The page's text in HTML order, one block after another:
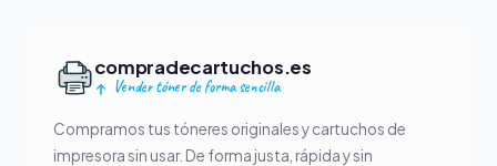
compradecartuchos.es
Vender tóner de forma sencilla
Compramos tus tóneres originales y cartuchos de
impresora sin usar. De forma justa, rápida y sin